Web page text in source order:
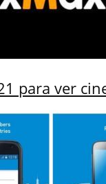
para ver